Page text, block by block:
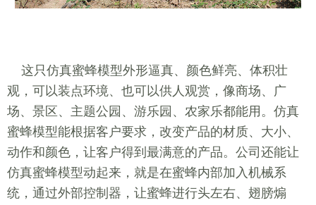
这只仿真蜜蜂模型外形逼真、颜色鲜亮、体积壮
观，可以装点环境、也可以供人观赏，像商场、广
场、景区、主题公园、游乐园、农家乐都能用。仿真
蜜蜂模型能根据客户要求，改变产品的材质、大小、
动作和颜色，让客户得到最满意的产品。公司还能让
仿真蜜蜂模型动起来，就是在蜜蜂内部加入机械系
统，通过外部控制器，让蜜蜂进行头左右、翅膀煽